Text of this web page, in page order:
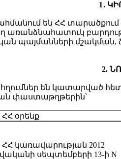
1․
են ՀՀ
պայմանների մշակման,
2.
հղումներ են կատարված
փաստաթղթերին՝
ՀՀ օրենք
ՀՀ կառավարության 2012
սեպտեմբերի 13-ի N